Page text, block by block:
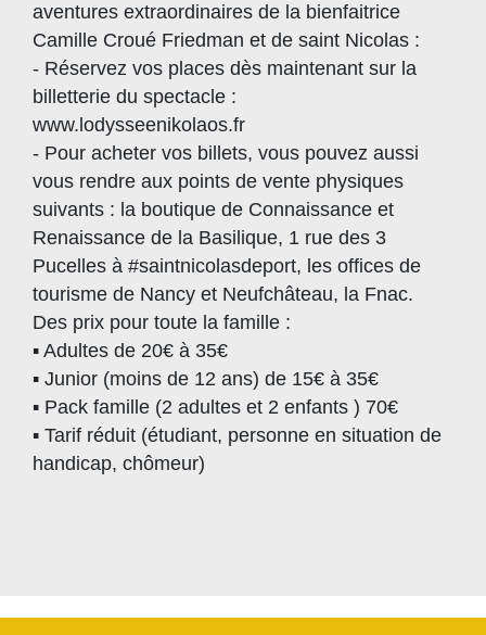
aventures extraordinaires de la bienfaitrice
Camille Croué Friedman et de saint Nicolas :
- Réservez vos places dès maintenant sur la
billetterie du spectacle :
www.lodysseenikolaos.fr
- Pour acheter vos billets, vous pouvez aussi
vous rendre aux points de vente physiques
suivants : la boutique de Connaissance et
Renaissance de la Basilique, 1 rue des 3
Pucelles à #saintnicolasdeport, les offices de
tourisme de Nancy et Neufchâteau, la Fnac.
Des prix pour toute la famille :
▪️ ️Adultes de 20€ à 35€
▪️ Junior (moins de 12 ans) de 15€ à 35€
▪️ Pack famille (2 adultes et 2 enfants ) 70€
▪️ Tarif réduit (étudiant, personne en situation de
handicap, chômeur)